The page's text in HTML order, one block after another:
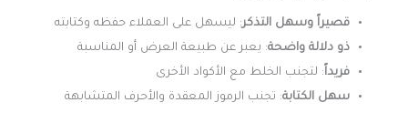
قصيراً وسهل التذكر: ليسهل على العملاء حفظه وكتابته
ذو دلالة واضحة: يعبر عن طبيعة العرض أو المناسبة
فريداً: لتجنب الخلط مع الأكواد الأخرى
سهل الكتابة: تجنب الرموز المعقدة والأحرف المتشابهة